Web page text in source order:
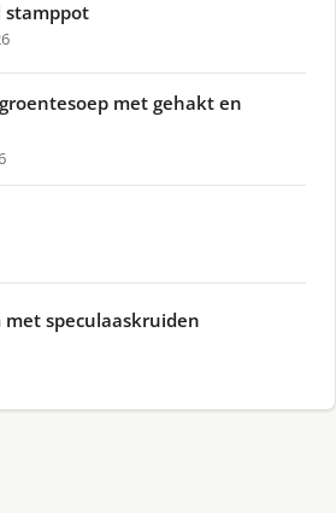
stamppot
met gehakt en
speculaaskruiden